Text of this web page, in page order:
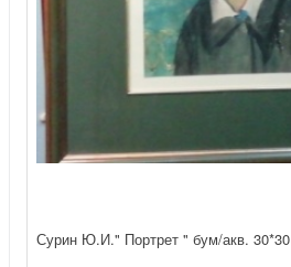
Сурин Ю.И." Портрет " бум/акв. 30*30